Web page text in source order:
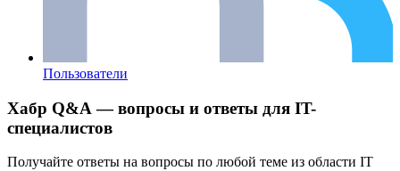
Пользователи
Хабр Q&A — вопросы и ответы для IT-
специалистов
Получайте ответы на вопросы по любой теме из области IT